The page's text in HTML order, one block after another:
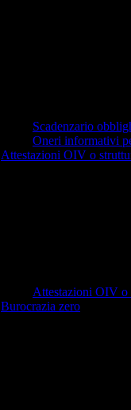
Scadenzario
Oneri informativi
Attestazioni OIV o
Attestazioni OIV o
Burocrazia zero